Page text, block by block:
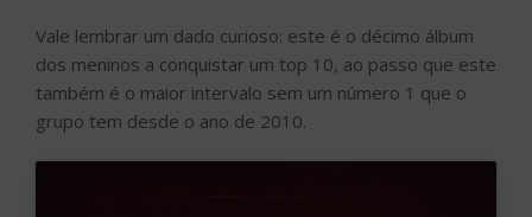
Vale lembrar um dado curioso: este é o décimo álbum
dos meninos a conquistar um top 10, ao passo que este
também é o maior intervalo sem um número 1 que o
grupo tem desde o ano de 2010.